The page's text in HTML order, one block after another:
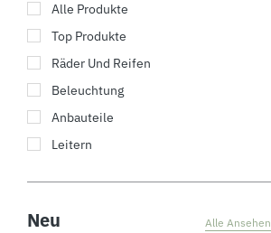
Alle Produkte
Top Produkte
Räder Und Reifen
Beleuchtung
Anbauteile
Leitern
Neu Alle Ansehen